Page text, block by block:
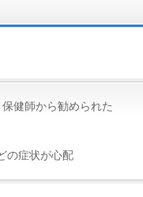
健師から勧められた
の症状が心配